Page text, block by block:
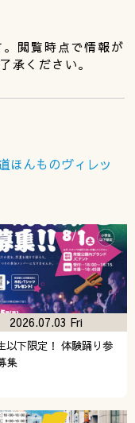
閲覧時点で情報が
承ください。
ほんものヴィレッ
以下限定！ 体験踊り参
集
2026.07.03 Fri